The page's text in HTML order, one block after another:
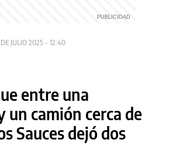
JULIO 2025 - 12:40
entre una
un camión cerca de
Sauces dejó dos